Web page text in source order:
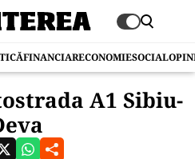
FINANCIARECONOMIESOCIAL
A1 Sibiu-